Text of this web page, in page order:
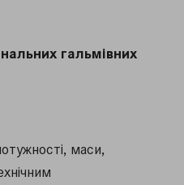
гальмівних
маси,